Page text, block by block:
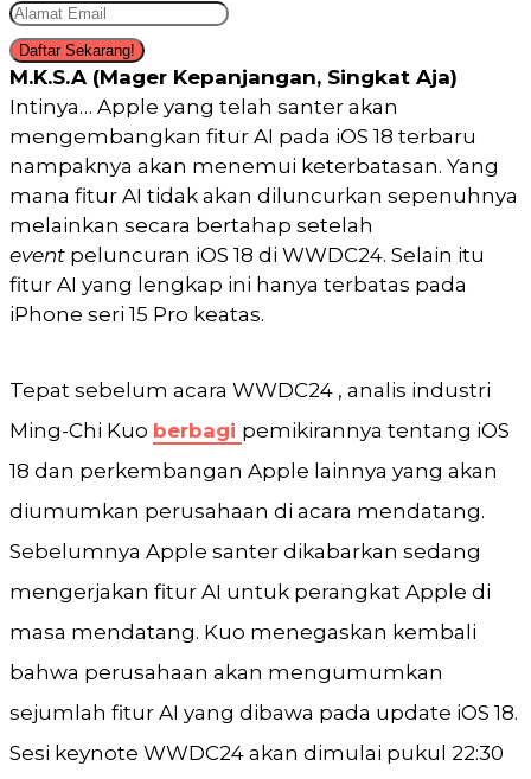
Daftar Sekarang!
M.K.S.A (Mager Kepanjangan, Singkat Aja)
Intinya… Apple yang telah santer akan
mengembangkan fitur AI pada iOS 18 terbaru
nampaknya akan menemui keterbatasan. Yang
mana fitur AI tidak akan diluncurkan sepenuhnya
melainkan secara bertahap setelah
event peluncuran iOS 18 di WWDC24. Selain itu
fitur AI yang lengkap ini hanya terbatas pada
iPhone seri 15 Pro keatas.
Tepat sebelum acara WWDC24 , analis industri
Ming-Chi Kuo berbagi pemikirannya tentang iOS
18 dan perkembangan Apple lainnya yang akan
diumumkan perusahaan di acara mendatang.
Sebelumnya Apple santer dikabarkan sedang
mengerjakan fitur AI untuk perangkat Apple di
masa mendatang. Kuo menegaskan kembali
bahwa perusahaan akan mengumumkan
sejumlah fitur AI yang dibawa pada update iOS 18.
Sesi keynote WWDC24 akan dimulai pukul 22:30